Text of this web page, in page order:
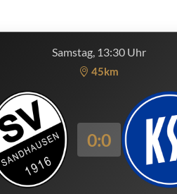
Samstag, 13:30 Uhr
45km
0:0